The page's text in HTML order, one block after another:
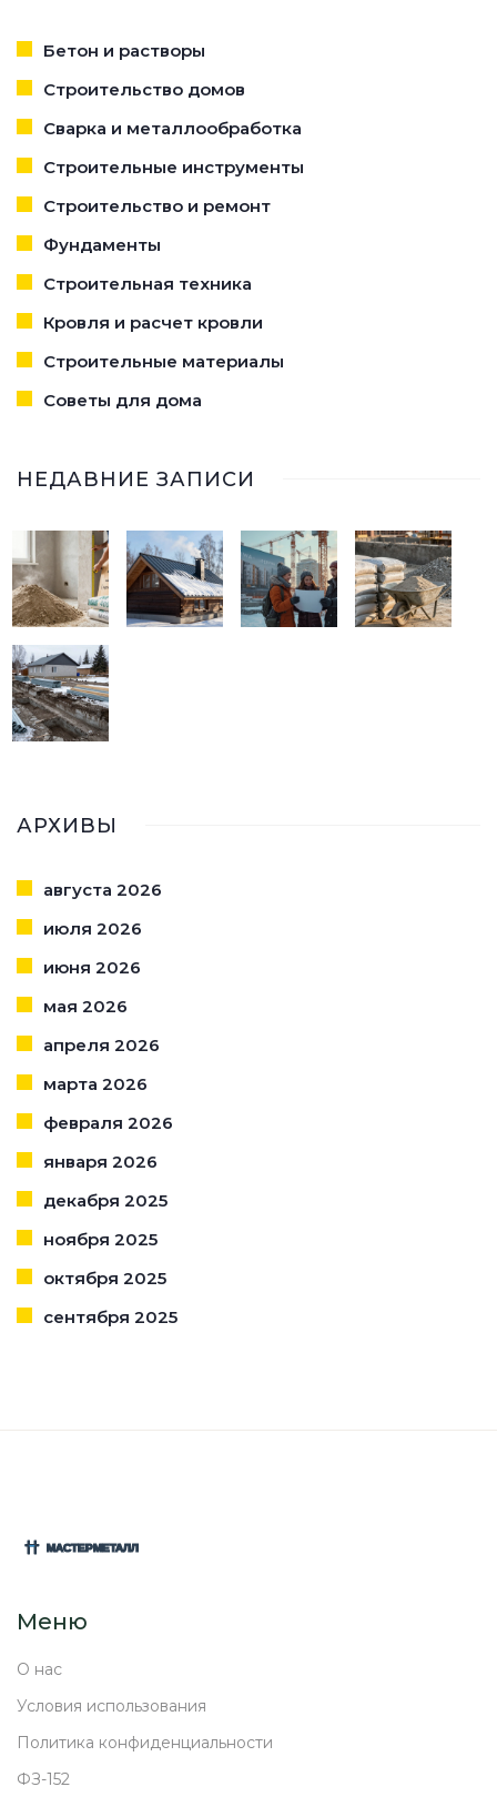
Бетон и растворы
Строительство домов
Сварка и металлообработка
Строительные инструменты
Строительство и ремонт
Фундаменты
Строительная техника
Кровля и расчет кровли
Строительные материалы
Советы для дома
НЕДАВНИЕ ЗАПИСИ
АРХИВЫ
августа 2026
июля 2026
июня 2026
мая 2026
апреля 2026
марта 2026
февраля 2026
января 2026
декабря 2025
ноября 2025
октября 2025
сентября 2025
Меню
О нас
Условия использования
Политика конфиденциальности
ФЗ-152